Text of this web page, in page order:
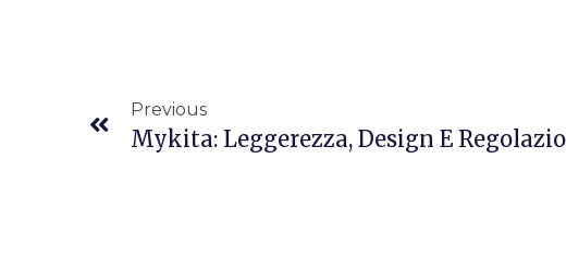
Previous
Mykita: Leggerezza, Design E